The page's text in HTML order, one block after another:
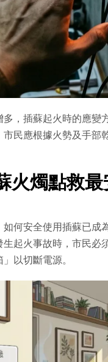
，插蘇起火時的應變
民應根據火勢及手部
火燭點救
何安全使用插蘇已成
起火事故時，市民必
以切斷電源。